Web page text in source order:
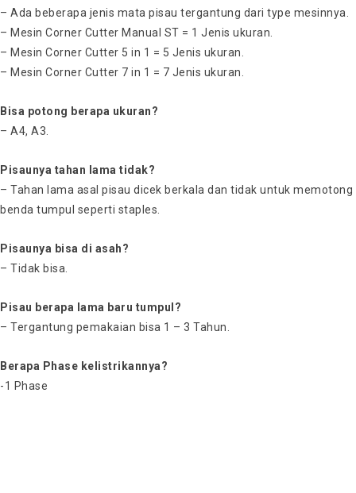
– Ada beberapa jenis mata pisau tergantung dari type mesinnya.
– Mesin Corner Cutter Manual ST = 1 Jenis ukuran.
– Mesin Corner Cutter 5 in 1 = 5 Jenis ukuran.
– Mesin Corner Cutter 7 in 1 = 7 Jenis ukuran.
Bisa potong berapa ukuran?
– A4, A3.
Pisaunya tahan lama tidak?
– Tahan lama asal pisau dicek berkala dan tidak untuk memotong
benda tumpul seperti staples.
Pisaunya bisa di asah?
– Tidak bisa.
Pisau berapa lama baru tumpul?
– Tergantung pemakaian bisa 1 – 3 Tahun.
Berapa Phase kelistrikannya?
-1 Phase